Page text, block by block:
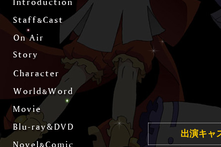
出演キャ